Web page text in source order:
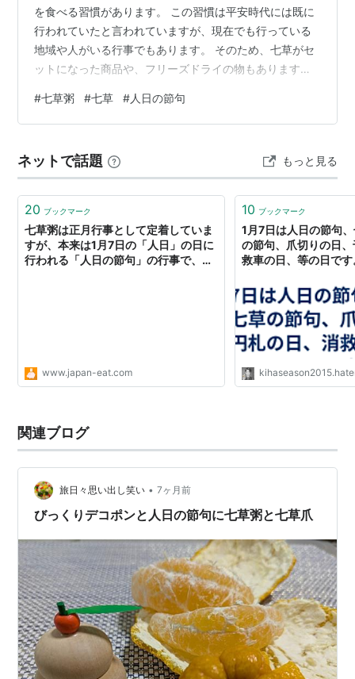
ハコベラ（ハ
コベ）
タンパク質、ビタミン類、サポニン、酵素、カルシウ
ム、鉄、ミネラル
ゴギョウ（ハ
ハコグサ）
栄養価は不明だが咳止め・痰きり・利尿作用などに効
能があるとされる
ホトケノザ 栄養価は不明だが体質改善に効能があるとされる
作者:小杉健治
出版社/メーカー:角川春樹事務所
発売日:2010/03/01
この商品を含むブログ (2件) を見る
を食べる習慣があります。 この習慣は平安時代には既に
行われていたと言われていますが、現在でも行っている
地域や人がいる行事でもあります。 そのため、七草がセ
ットになった商品や、フリーズドライの物もあります。
何か？また七草が無い場合はどうしたらよいのかについ
て解説します。 七草粥を食べる時期はいつ？また食べる
理由は？） （他の節句では何を食べる？） （秋の七草は
ないの？） 七草の種類と効能は？七草の名前を覚えるに
は？ （種類と効能は？） （名前…
#七草粥 #七草 #人日の節句
ネットで話題 もっと見る
20 ブックマーク
七草粥は正月行事として定着していま
すが、本来は1月7日の「人日」の日に
行われる「人日の節句」の行事で、五
www.japan-eat.com
10 ブックマーク
1月7日は人日の節句
の節句、爪切りの日
救車の日、等の日で
ハッピートーク)
関連ブログ
旅日々思い出し笑い • 7ヶ月前
びっくりデコポンと人日の節句に七草粥と七草爪